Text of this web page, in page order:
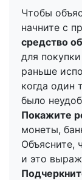
Чтобы
начните с
средство
для
раньше
когда один
было
Покажите
монеты,
Объясните,
и это